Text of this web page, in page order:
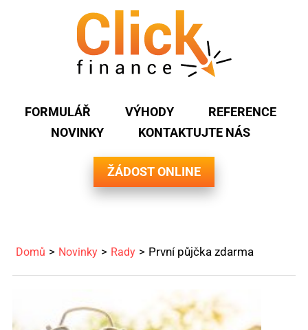
FORMULÁŘ VÝHODY
REFERENCE
NOVINKY
KONTAKTUJTE NÁS
ŽÁDOST ONLINE
Domů Novinky Rady První půjčka zdarma